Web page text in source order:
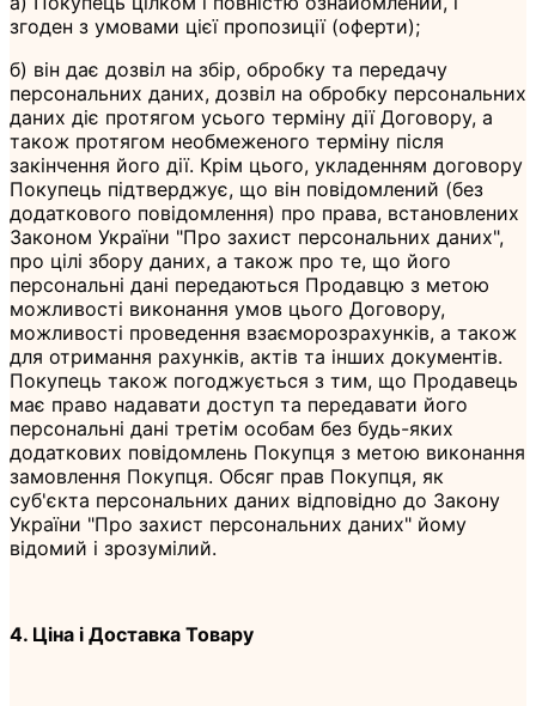
згоден з умовами цієї пропозиції (оферти);
б) він дає дозвіл на збір, обробку та передачу
персональних даних, дозвіл на обробку персональних
даних діє протягом усього терміну дії Договору, а
також протягом необмеженого терміну після
закінчення його дії. Крім цього, укладенням договору
Покупець підтверджує, що він повідомлений (без
додаткового повідомлення) про права, встановлених
Законом України "Про захист персональних даних",
про цілі збору даних, а також про те, що його
персональні дані передаються Продавцю з метою
можливості виконання умов цього Договору,
можливості проведення взаєморозрахунків, а також
для отримання рахунків, актів та інших документів.
Покупець також погоджується з тим, що Продавець
має право надавати доступ та передавати його
персональні дані третім особам без будь-яких
додаткових повідомлень Покупця з метою виконання
замовлення Покупця. Обсяг прав Покупця, як
суб'єкта персональних даних відповідно до Закону
України "Про захист персональних даних" йому
відомий і зрозумілий.
4. Ціна і Доставка Товару